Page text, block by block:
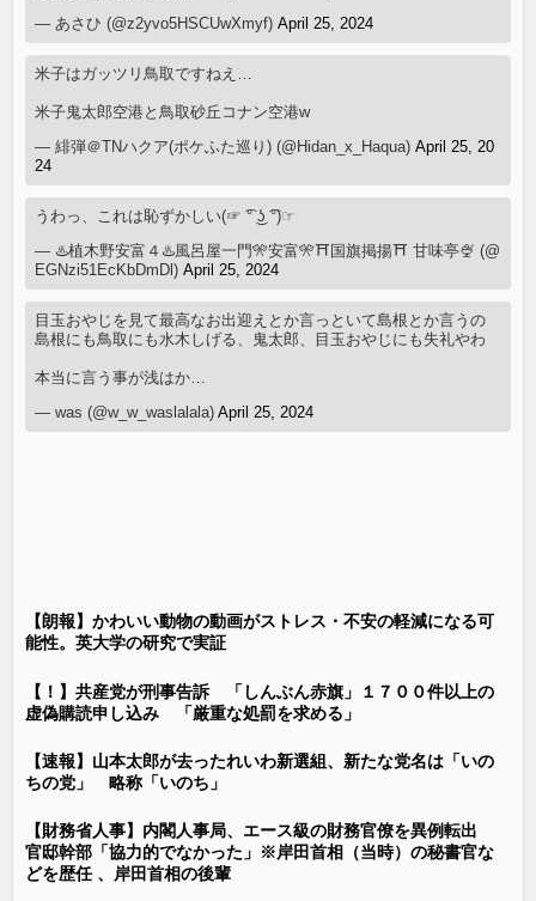
— あさひ (@z2yvo5HSCUwXmyf)April 25, 2024
米子はガッツリ鳥取ですねえ…
米子鬼太郎空港と鳥取砂丘コナン空港w
— 緋弾＠TNハクア(ポケふた巡り) (@Hidan_x_Haqua)April 25, 20
24
うわっ、これは恥ずかしい(⁠☞⁠ ͡⁠°⁠ ͜⁠ʖ⁠ ͡⁠°⁠)⁠☞
— ♨️植木野安富４♨️風呂屋一門🎌安富🎌⛩️国旗掲揚⛩️ 甘味亭🍨 (@
EGNzi51EcKbDmDl)April 25, 2024
目玉おやじを見て最高なお出迎えとか言っといて島根とか言うの
島根にも鳥取にも水木しげる、鬼太郎、目玉おやじにも失礼やわ
本当に言う事が浅はか…
— was (@w_w_waslalala)April 25, 2024
【朗報】かわいい動物の動画がストレス・不安の軽減になる可
能性。英大学の研究で実証
【！】共産党が刑事告訴 「しんぶん赤旗」１７００件以上の
虚偽購読申し込み 「厳重な処罰を求める」
【速報】山本太郎が去ったれいわ新選組、新たな党名は「いの
ちの党」 略称「いのち」
【財務省人事】内閣人事局、エース級の財務官僚を異例転出
官邸幹部「協力的でなかった」※岸田首相（当時）の秘書官な
どを歴任 、岸田首相の後輩